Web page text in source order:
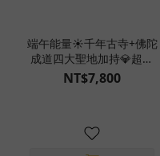
端午能量☀️千年古寺+佛陀
成道四大聖地加持💎超滿
絲 茶晶 髮晶 佛頭項鍊 早
期料 手工雕刻 附不鏽鋼鍊
NT$7,800